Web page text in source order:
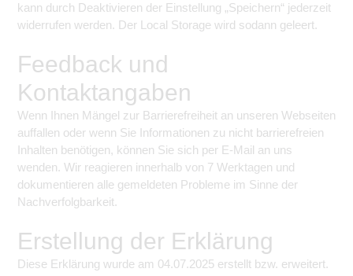
kann durch Deaktivieren der Einstellung „Speichern“ jederzeit
widerrufen werden. Der Local Storage wird sodann geleert.
Feedback und
Kontaktangaben
Wenn Ihnen Mängel zur Barrierefreiheit an unseren Webseiten
auffallen oder wenn Sie Informationen zu nicht barrierefreien
Inhalten benötigen, können Sie sich per E-Mail an uns
wenden. Wir reagieren innerhalb von 7 Werktagen und
dokumentieren alle gemeldeten Probleme im Sinne der
Nachverfolgbarkeit.
Erstellung der Erklärung
Diese Erklärung wurde am 04.07.2025 erstellt bzw. erweitert.